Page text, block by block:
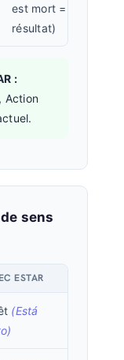
est mort =
résultat)
:
Action
sens
ESTAR
(Está